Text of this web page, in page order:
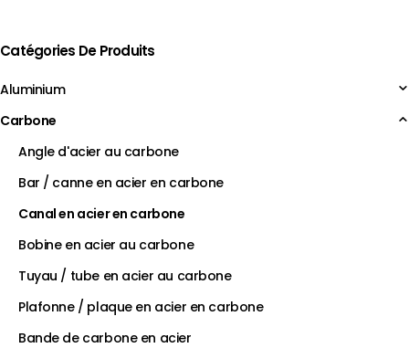
Catégories De Produits
Aluminium
Carbone
Angle d'acier au carbone
Bar / canne en acier en carbone
Canal en acier en carbone
Bobine en acier au carbone
Tuyau / tube en acier au carbone
Plafonne / plaque en acier en carbone
Bande de carbone en acier